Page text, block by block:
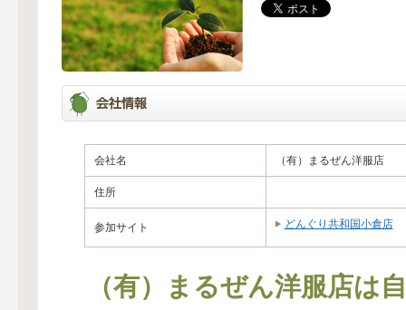
会社名 （有）まるぜん洋服店
住所
参加サイト どんぐり共和国小倉店
（有）まるぜん洋服店は